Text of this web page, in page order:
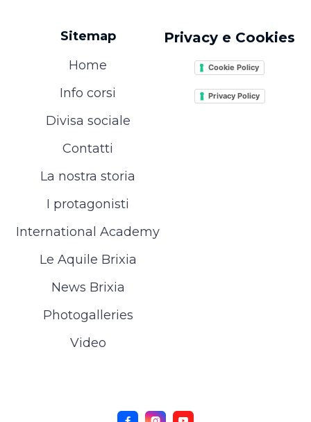
Sitemap
Home
Info corsi
Divisa sociale
Contatti
La nostra storia
I protagonisti
International Academy
Le Aquile Brixia
News Brixia
Photogalleries
Video
Privacy e Cookies
Cookie Policy
Privacy Policy